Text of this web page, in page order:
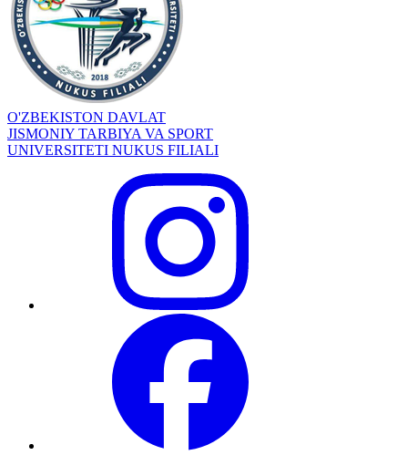
O'ZBEKISTON DAVLAT
JISMONIY TARBIYA VA SPORT
UNIVERSITETI NUKUS FILIALI